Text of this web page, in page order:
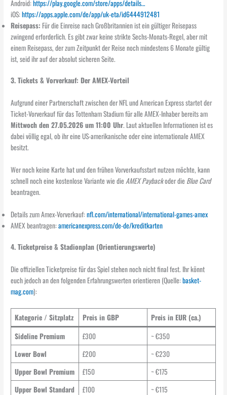
Android:https://play.google.com/store/apps/details…
iOS:https://apps.apple.com/de/app/uk-eta/id6444912481
Reisepass: Für die Einreise nach Großbritannien ist ein gültiger Reisepass
zwingend erforderlich. Es gibt zwar keine strikte Sechs-Monats-Regel, aber mit
einem Reisepass, der zum Zeitpunkt der Reise noch mindestens 6 Monate gültig
ist, seid ihr auf der absolut sicheren Seite.
3. Tickets & Vorverkauf: Der AMEX-Vorteil
Aufgrund einer Partnerschaft zwischen der NFL und American Express startet der
Ticket-Vorverkauf für das Tottenham Stadium für alle AMEX-Inhaber bereits am
Mittwoch den 27.05.2026 um 11:00 Uhr. Laut aktuellen Informationen ist es
dabei völlig egal, ob ihr eine US-amerikanische oder eine internationale AMEX
besitzt.
Wer noch keine Karte hat und den frühen Vorverkaufsstart nutzen möchte, kann
schnell noch eine kostenlose Variante wie die AMEX Paybackoder die Blue Card
beantragen.
Details zum Amex-Vorverkauf:nfl.com/international/international-games-amex
AMEX beantragen:americanexpress.com/de-de/kreditkarten
4. Ticketpreise & Stadionplan (Orientierungswerte)
Die offiziellen Ticketpreise für das Spiel stehen noch nicht final fest. Ihr könnt
euch jedoch an den folgenden Erfahrungswerten orientieren (Quelle:basket-
mag.com):
Kategorie / Sitzplatz Preis in GBP
Preis in EUR (ca.)
Sideline Premium
£300
~ €350
Lower Bowl
£200
~ €230
Upper Bowl Premium
£150
~ €175
Upper Bowl Standard
£100
~ €115